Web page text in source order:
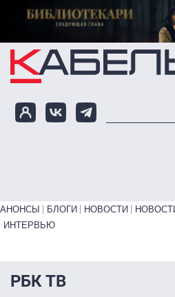
Перейти к основному
Primary links bottom
АНОНСЫ БЛОГИ НОВОСТИ
ИНТЕРВЬЮ
РБК ТВ